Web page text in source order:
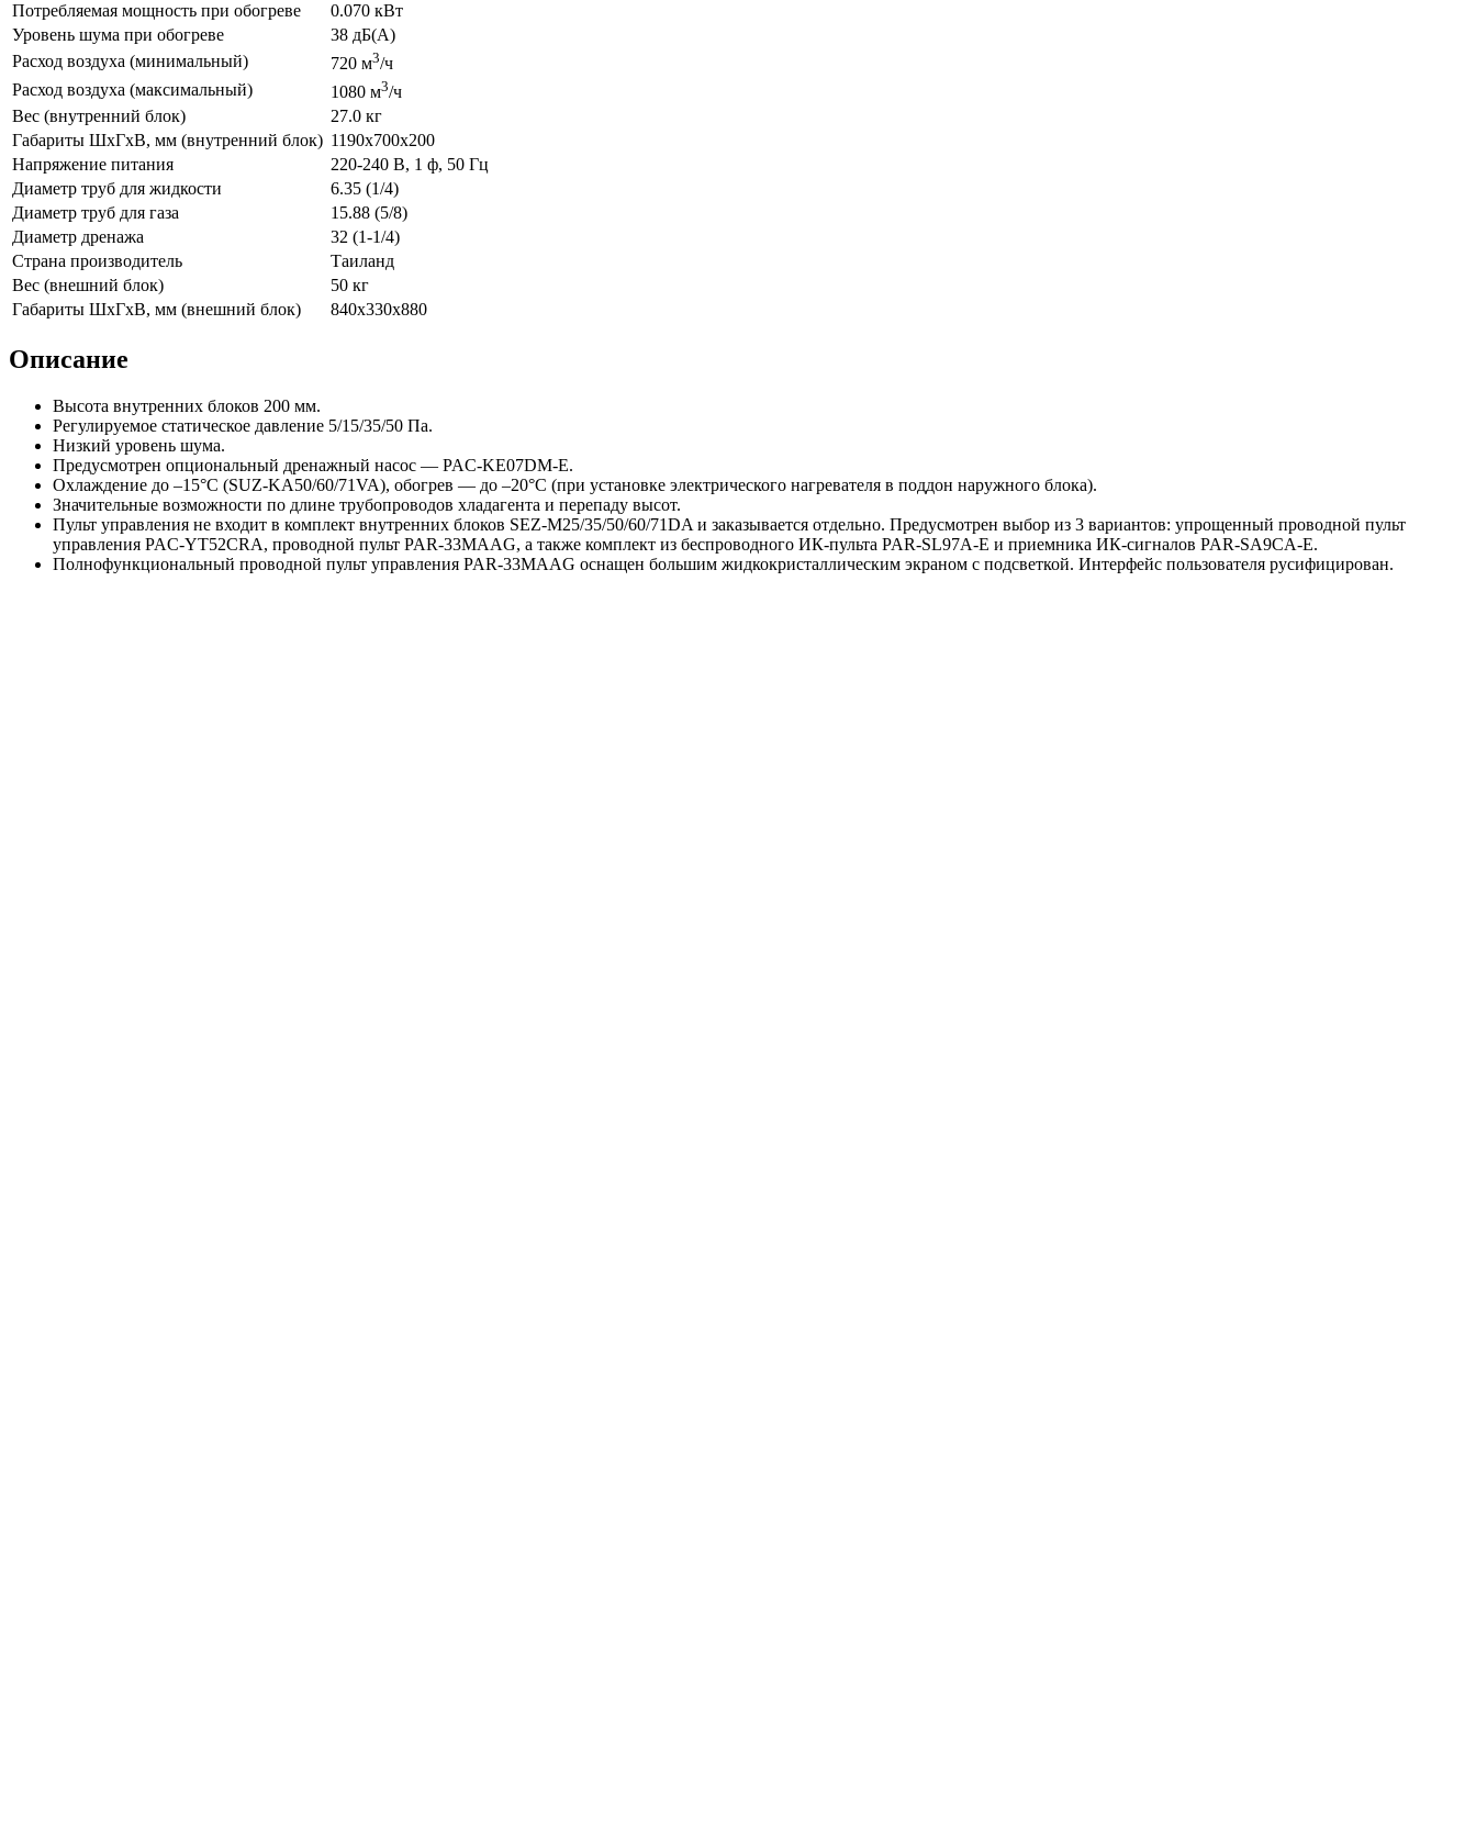
Потребляемая мощность при обогреве
0.070 кВт
Уровень шума при обогреве
38 дБ(А)
Расход воздуха (минимальный)
720 м3/ч
Расход воздуха (максимальный)
1080 м3/ч
Вес (внутренний блок)
27.0 кг
Габариты ШхГхВ, мм (внутренний блок) 1190x700x200
Напряжение питания
220-240 В, 1 ф, 50 Гц
Диаметр труб для жидкости
6.35 (1/4)
Диаметр труб для газа
15.88 (5/8)
Диаметр дренажа
32 (1-1/4)
Страна производитель
Таиланд
Вес (внешний блок)
50 кг
Габариты ШхГхВ, мм (внешний блок)
840х330х880
Описание
Высота внутренних блоков 200 мм.
Регулируемое статическое давление 5/15/35/50 Па.
Низкий уровень шума.
Предусмотрен опциональный дренажный насос — PAC-KE07DM-E.
Охлаждение до –15°С (SUZ-KA50/60/71VA), обогрев — до –20°С (при установке электрического нагревателя в поддон наружного блока).
Значительные возможности по длине трубопроводов хладагента и перепаду высот.
Пульт управления не входит в комплект внутренних блоков SEZ-M25/35/50/60/71DA и заказывается отдельно. Предусмотрен выбор из 3 вариантов: упрощенный проводной пульт
управления PAC-YT52CRA, проводной пульт PAR-33MAAG, а также комплект из беспроводного ИК-пульта PAR-SL97A-E и приемника ИК-сигналов PAR-SA9CA-E.
Полнофункциональный проводной пульт управления PAR-33MAAG оснащен большим жидкокристаллическим экраном с подсветкой. Интерфейс пользователя русифицирован.